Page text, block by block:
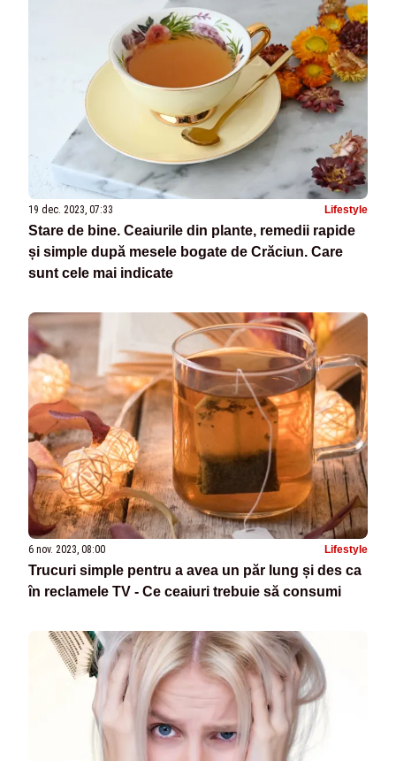
19 dec. 2023, 07:33 Lifestyle
Stare de bine. Ceaiurile din plante, remedii rapide
și simple după mesele bogate de Crăciun. Care
sunt cele mai indicate
6 nov. 2023, 08:00 Lifestyle
Trucuri simple pentru a avea un păr lung și des ca
în reclamele TV - Ce ceaiuri trebuie să consumi